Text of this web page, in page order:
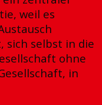
weil es
sich selbst in die
ohne
in